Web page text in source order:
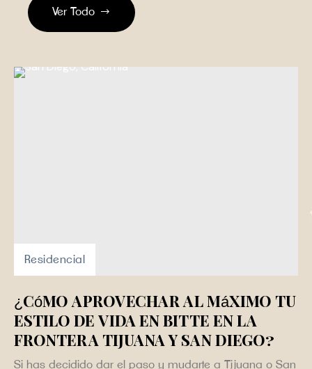
Ver Todo
Residencial
¿Cómo aprovechar al máximo tu
estilo de vida en Bitte en la
frontera Tijuana y San Diego?
Si has decidido dar el paso y mudarte a Tijuana o San